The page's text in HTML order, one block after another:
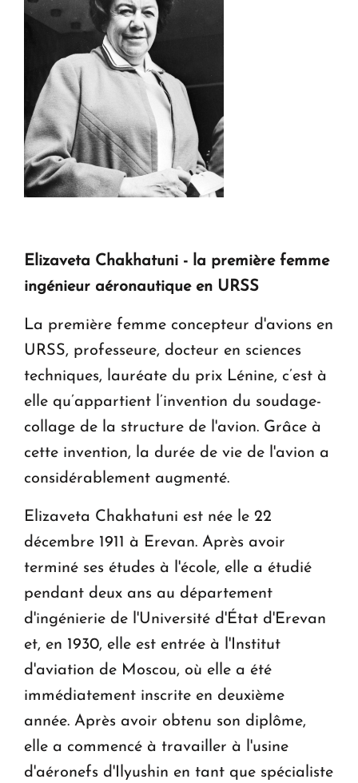
Elizaveta Chakhatuni - la première femme
ingénieur aéronautique en URSS
La première femme concepteur d'avions en
URSS, professeure, docteur en sciences
techniques, lauréate du prix Lénine, c’est à
elle qu’appartient l’invention du soudage-
collage de la structure de l'avion. Grâce à
cette invention, la durée de vie de l'avion a
considérablement augmenté.
Elizaveta Chakhatuni est née le 22
décembre 1911 à Erevan. Après avoir
terminé ses études à l'école, elle a étudié
pendant deux ans au département
d'ingénierie de l'Université d'État d'Erevan
et, en 1930, elle est entrée à l'Institut
d'aviation de Moscou, où elle a été
immédiatement inscrite en deuxième
année. Après avoir obtenu son diplôme,
elle a commencé à travailler à l'usine
d'aéronefs d'Ilyushin en tant que spécialiste